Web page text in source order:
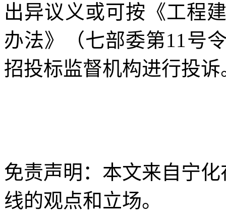
出异议义或可按《工程
办法》（七部委第11号
招投标监督机构进行
免责声明：本文来自宁
线的观点和立场。